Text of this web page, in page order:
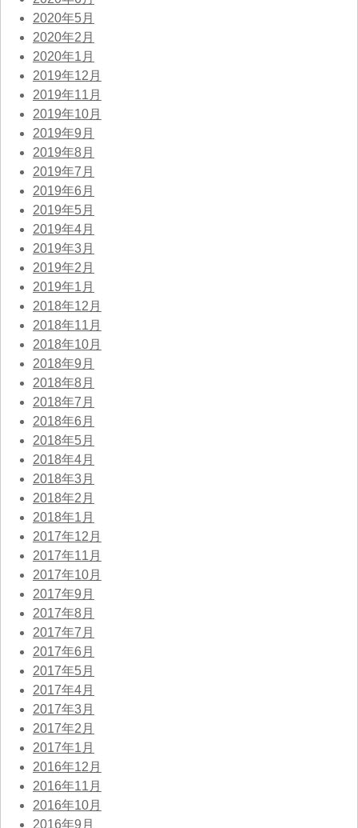
2020年5月
2020年2月
2020年1月
2019年12月
2019年11月
2019年10月
2019年9月
2019年8月
2019年7月
2019年6月
2019年5月
2019年4月
2019年3月
2019年2月
2019年1月
2018年12月
2018年11月
2018年10月
2018年9月
2018年8月
2018年7月
2018年6月
2018年5月
2018年4月
2018年3月
2018年2月
2018年1月
2017年12月
2017年11月
2017年10月
2017年9月
2017年8月
2017年7月
2017年6月
2017年5月
2017年4月
2017年3月
2017年2月
2017年1月
2016年12月
2016年11月
2016年10月
2016年9月